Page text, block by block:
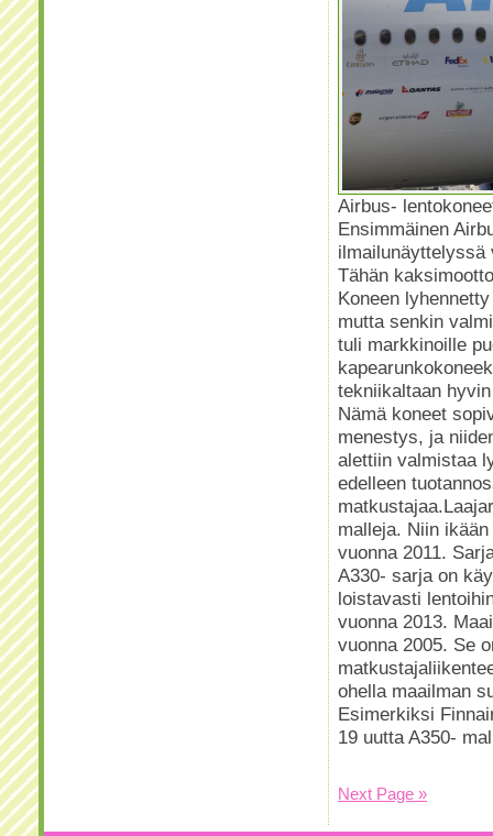
Airbus-
Ensimmäinen
ilmailunäyttelyssä
Tähän
Koneen
mutta senkin
tuli markkinoille
tekniikaltaan
Nämä koneet
menestys, ja
alettiin valmistaa
edelleen
malleja. Niin
vuonna 2011.
A330- sarja on
loistavasti
vuonna 2013.
vuonna 2005. Se
ohella maailman
Esimerkiksi
19 uutta A350-
Next Page »